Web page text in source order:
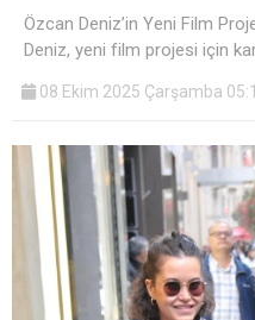
Özcan Deniz’in Yeni Film
Deniz, yeni film projesi için
08 Ekim 2025 Çarşamba